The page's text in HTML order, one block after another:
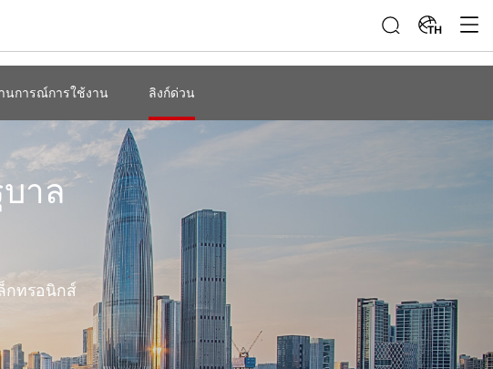
TH
นการณ์การใช้งาน ลิงก์ด่วน
าล
กทรอนิกส์